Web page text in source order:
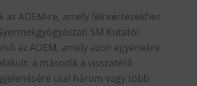
ADEM-re, amely félreértésekhez
SM Kutatói
az ADEM, amely azon egyénekre
a második a visszatérő
utal három vagy több